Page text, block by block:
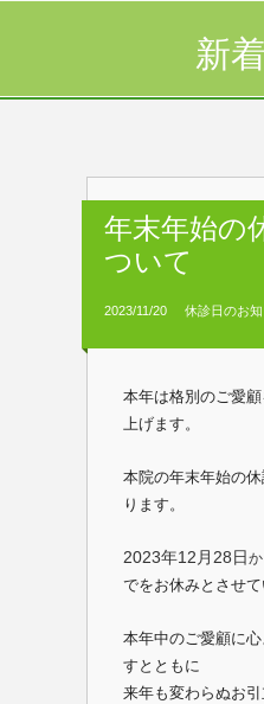
新
年末年始の
ついて
2023/11/20 休診日のお
本年は格別のご愛
上げます。
本院の年末年始の
ります。
2023年12月28日
でをお休みとさせて
本年中のご愛顧に
すとともに
来年も変わらぬお